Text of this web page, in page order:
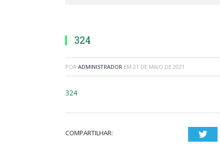
324
POR ADMINISTRADOR EM 21 DE MAIO DE 2021
324
COMPARTILHAR: